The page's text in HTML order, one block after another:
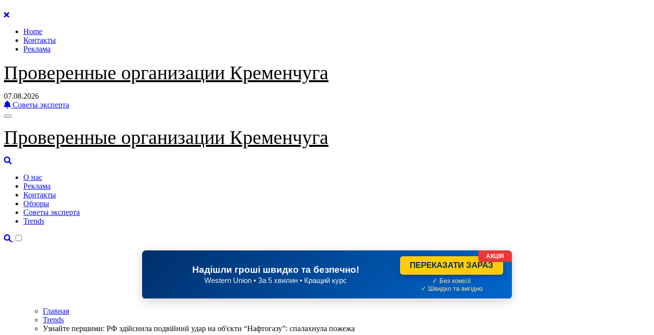
Перейти
содержанию
Home
Контакты
Реклама
Проверенные организации Кременчуга
07.08.2026
Советы эксперта
Проверенные организации Кременчуга
О нас
Реклама
Контакты
Обзоры
Советы эксперта
Trends
Надішли гроші швидко та безпечно!
Western Union • За 5 хвилин • Кращий курс
ПЕРЕКАЗАТИ ЗАРАЗ
✓ Без комісії
✓ Швидко та вигідно
АКЦІЯ
Главная
Trends
Узнайте першими: РФ здійснила подвійний удар на об'єкти “Нафтогазу”: спалахнула пожежа